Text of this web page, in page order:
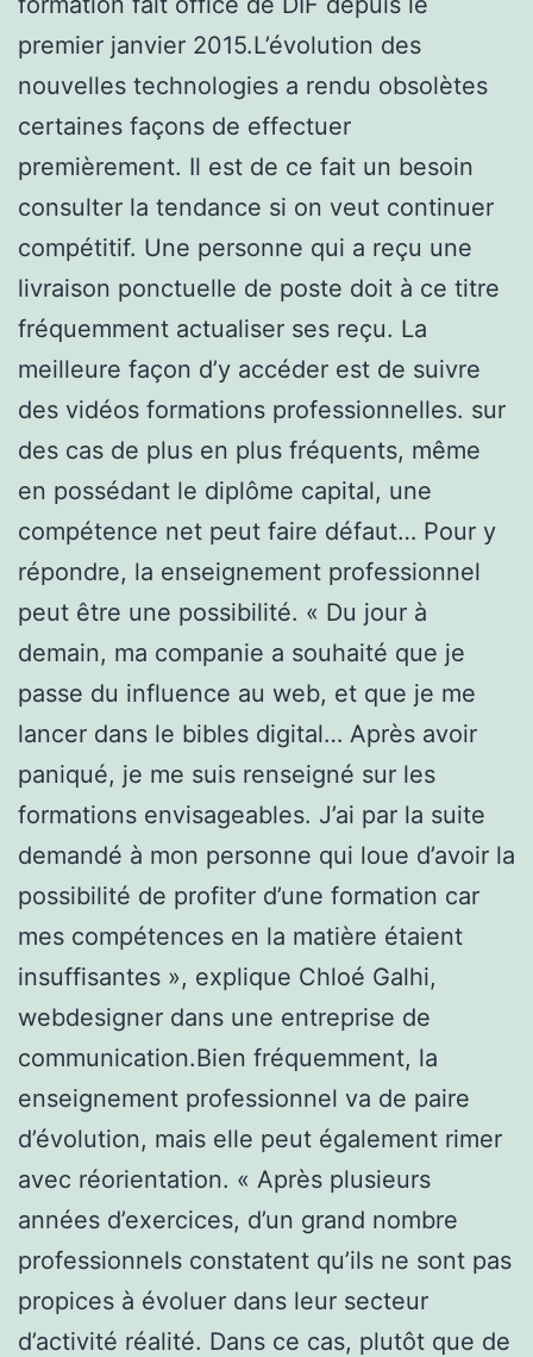
premier janvier 2015.L’évolution des
nouvelles technologies a rendu obsolètes
certaines façons de effectuer
premièrement. Il est de ce fait un besoin
consulter la tendance si on veut continuer
compétitif. Une personne qui a reçu une
livraison ponctuelle de poste doit à ce titre
fréquemment actualiser ses reçu. La
meilleure façon d’y accéder est de suivre
des vidéos formations professionnelles. sur
des cas de plus en plus fréquents, même
en possédant le diplôme capital, une
compétence net peut faire défaut… Pour y
répondre, la enseignement professionnel
peut être une possibilité. « Du jour à
demain, ma companie a souhaité que je
passe du influence au web, et que je me
lancer dans le bibles digital… Après avoir
paniqué, je me suis renseigné sur les
formations envisageables. J’ai par la suite
demandé à mon personne qui loue d’avoir la
possibilité de profiter d’une formation car
mes compétences en la matière étaient
insuffisantes », explique Chloé Galhi,
webdesigner dans une entreprise de
communication.Bien fréquemment, la
enseignement professionnel va de paire
d’évolution, mais elle peut également rimer
avec réorientation. « Après plusieurs
années d’exercices, d’un grand nombre
professionnels constatent qu’ils ne sont pas
propices à évoluer dans leur secteur
d’activité réalité. Dans ce cas, plutôt que de